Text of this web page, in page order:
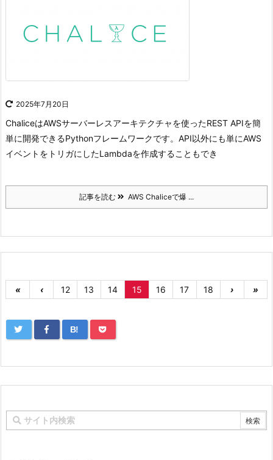
2025年7月20日
ChaliceはAWSサーバーレスアーキテクチャを使ったREST APIを簡
単に開発できるPythonフレームワークです。 API以外にも単にAWS
イベントをトリガにしたLambdaを作成することもでき
記事を読む AWS Chaliceで爆 ...
« ‹ 12 13 14 15 16 17 18 › »
B!